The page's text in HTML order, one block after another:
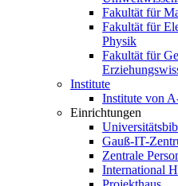
Fakultät für
Fakultät für
Physik
Fakultät für
Institute
Institute von
Einrichtungen
Gauß-IT-
Zentrale
International